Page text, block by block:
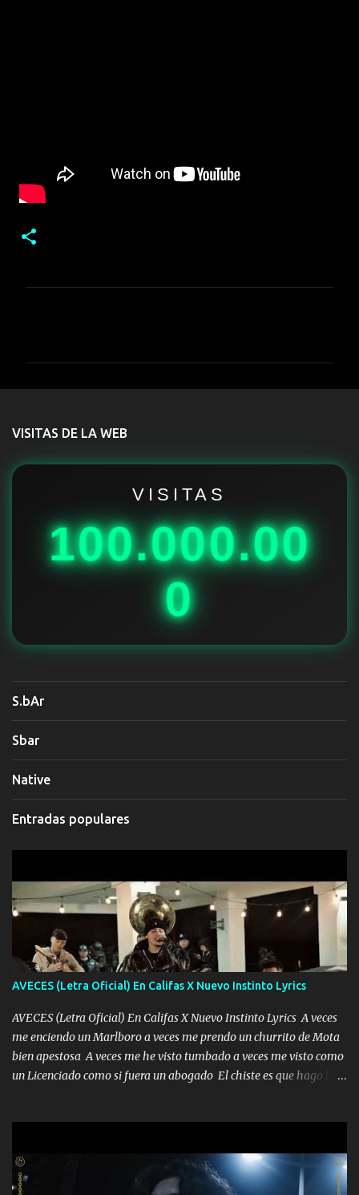
t
r
VISITAS DE LA WEB
VISITAS
100.000.00
0
S.bAr
Sbar
Native
Entradas populares
AVECES (Letra Oficial) En Califas X Nuevo Instinto Lyrics
AVECES (Letra Oficial) En Califas X Nuevo Instinto Lyrics A veces
me enciendo un Marlboro a veces me prendo un churrito de Mota
bien apestosa A veces me he visto tumbado a veces me visto como
un Licenciado como si fuera un abogado El chiste es que hago lo
corriente no quieren verte subir de level trucha mis plebes Música
A veces me pongo un sombrero a veces me ven la cachucha de lado
con la mirada siempre en alto A veces me fajó una super o a veces